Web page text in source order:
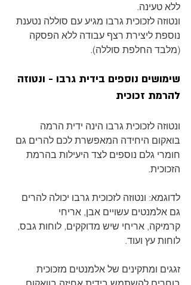
ללא טעינה.
ונטוזה לזכוכית גרבו מגיע עם סוללה נטענת
נוספת ליצירת רצף עבודה ללא הפסקה
(מלבד החלפת סוללה).
שימושים נוספים בידית גרבו - ונטוזה
להרמת זכוכית
ונטוזה לזכוכית גרבו הינה ידית הרמה
בואקום היחידה המאפשרת לכם להרים גם
חומרי גלם נוספים לצד היעילות בהרמת
הזכוכית.
לדוגמא: ונטוזה לזכוכית גרבו יכולה להרים
גם אלמנטים עשויים אבן, אריחי
קרמיקה, אריחי שיש מדוקקים, לוחות גבס,
לוחות עץ ועוד.
זגגים ומתקינים של אלמנטים מזכוכית